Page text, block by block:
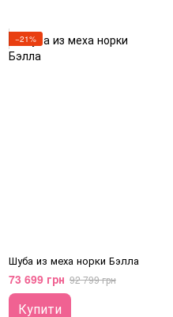
−21%
Шуба из меха норки Бэлла
73 699 грн 92 799 грн
Купити